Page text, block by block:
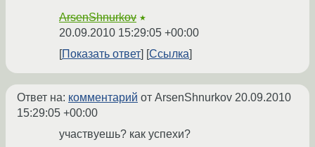
ArsenShnurkov ★
20.09.2010 15:29:05 +00:00
Показать ответ
Ссылка
Ответ на: комментарий от ArsenShnurkov 20.09.2010
15:29:05 +00:00
участвуешь? как успехи?